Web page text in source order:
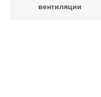
вентиляции